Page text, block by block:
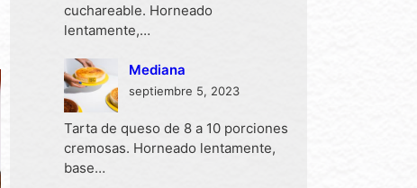
cuchareable. Horneado
lentamente,…
Mediana
septiembre 5, 2023
Tarta de queso de 8 a 10 porciones
cremosas. Horneado lentamente,
base…